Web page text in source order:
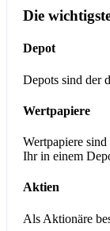
Die
Depot
Depots sind der
Wertpapiere
Wertpapiere
Ihr in einem
Aktien
Als Aktionäre